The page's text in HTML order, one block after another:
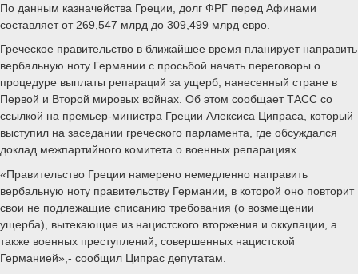
По данным казначейства Греции, долг ФРГ перед Афинами
составляет от 269,547 млрд до 309,499 млрд евро.
Греческое правительство в ближайшее время планирует направить
вербальную ноту Германии с просьбой начать переговоры о
процедуре выплаты репараций за ущерб, нанесенный стране в
Первой и Второй мировых войнах. Об этом сообщает ТАСС со
ссылкой на премьер-министра Греции Алексиса Ципраса, который
выступил на заседании греческого парламента, где обсуждался
доклад межпартийного комитета о военных репарациях.
«Правительство Греции намерено немедленно направить
вербальную ноту правительству Германии, в которой оно повторит
свои не подлежащие списанию требования (о возмещении
ущерба), вытекающие из нацистского вторжения и оккупации, а
также военных преступлений, совершенных нацистской
Германией»,- сообщил Ципрас депутатам.